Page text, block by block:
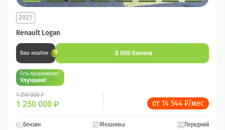
Renault Logan
2021
Ваш кешбек 8 000 баллов
Есть предложение?
Улучшим!
1 250 000 ₽
1 250 000 ₽ от 14 544 ₽/мес
Бензин Механика Передний